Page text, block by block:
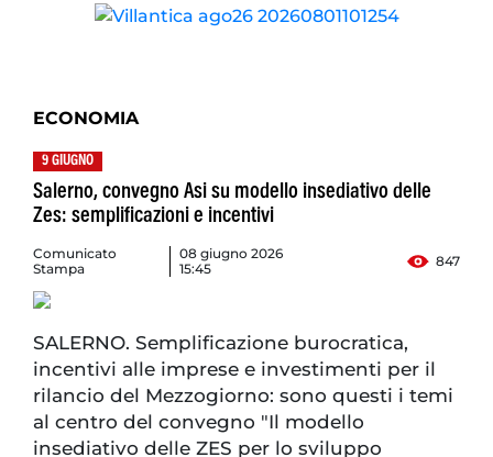
ECONOMIA
9 GIUGNO
Salerno, convegno Asi su modello insediativo delle
Zes: semplificazioni e incentivi
Comunicato
Stampa
08 giugno 2026
15:45
847
SALERNO. Semplificazione burocratica,
incentivi alle imprese e investimenti per il
rilancio del Mezzogiorno: sono questi i temi
al centro del convegno "Il modello
insediativo delle ZES per lo sviluppo